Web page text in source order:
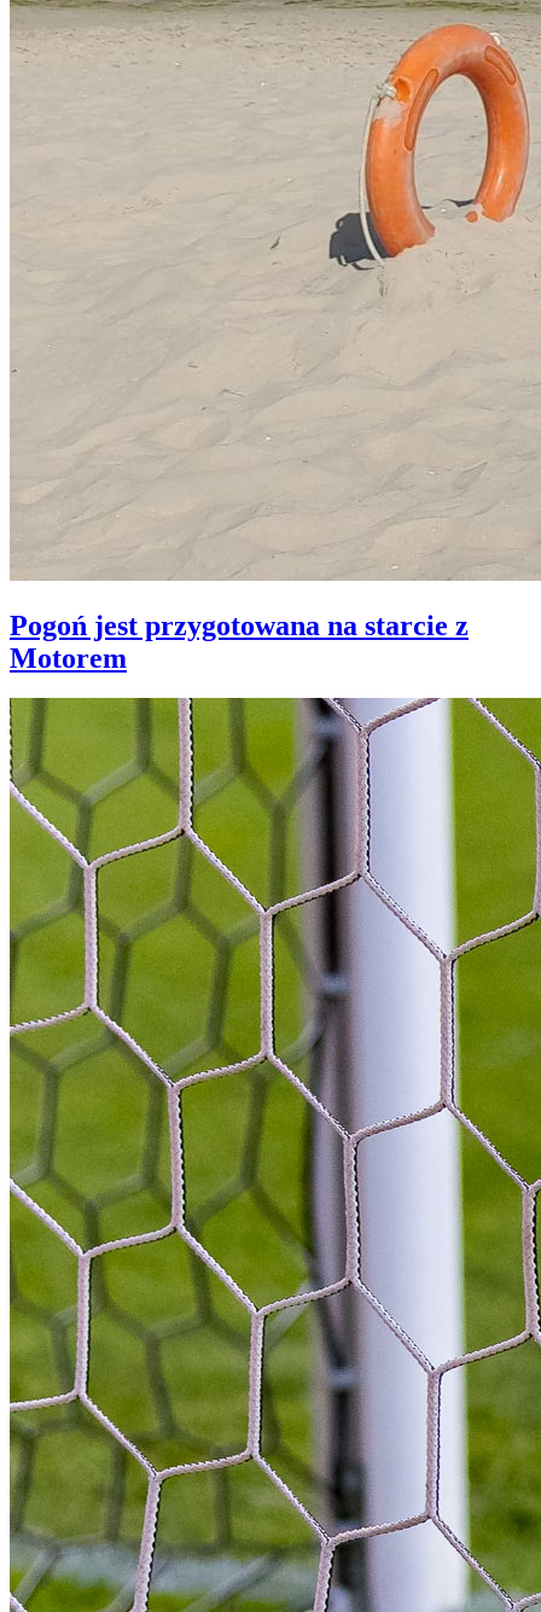
Pogoń jest przygotowana na starcie z
Motorem